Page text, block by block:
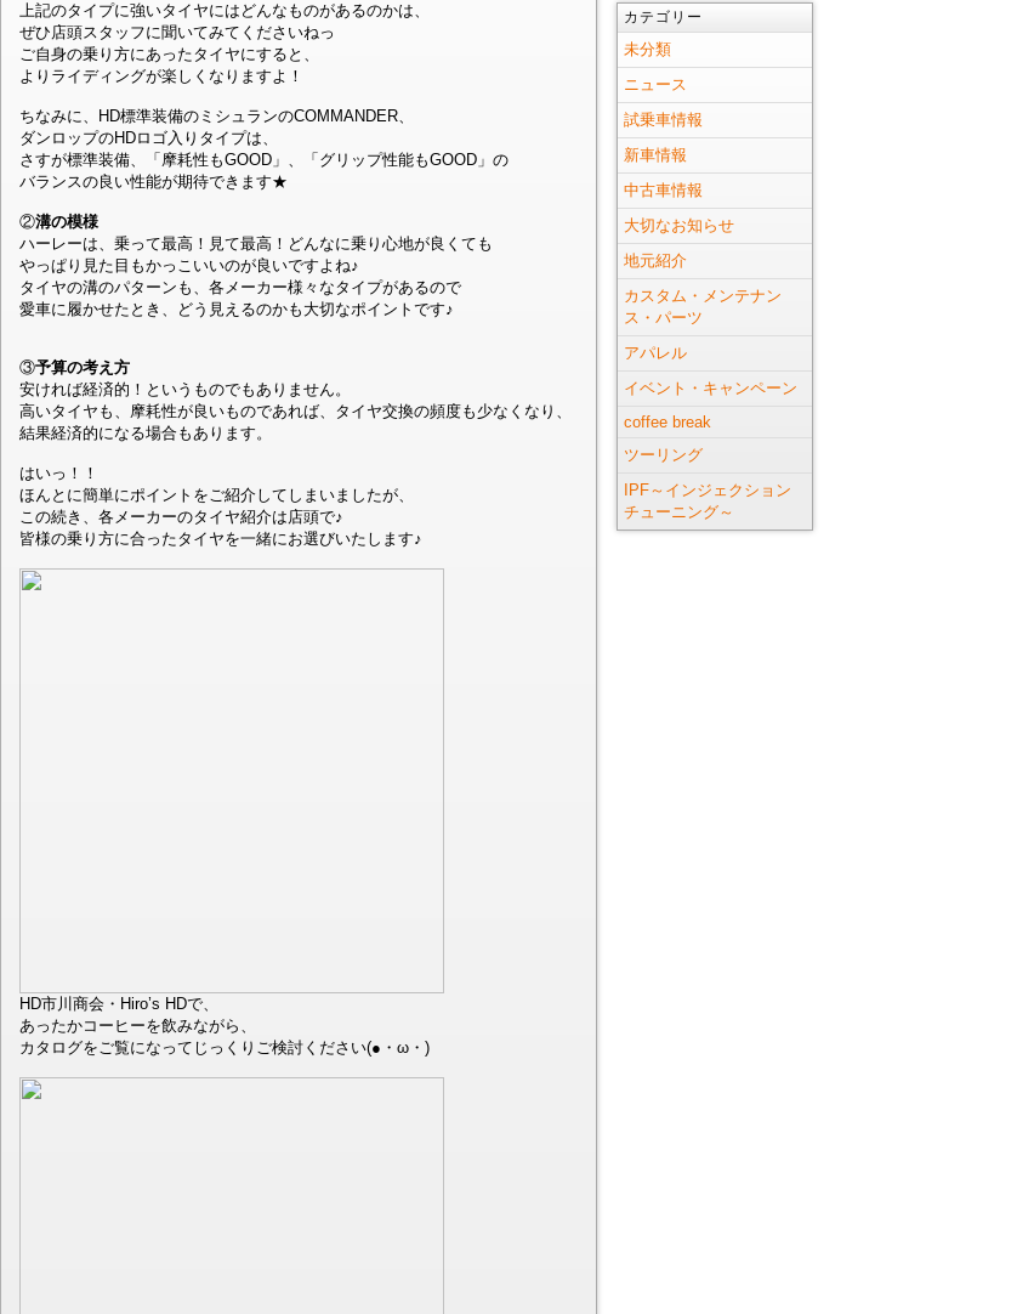
上記のタイプに強いタイヤにはどんなものがあるのかは、
ぜひ店頭スタッフに聞いてみてくださいねっ
ご自身の乗り方にあったタイヤにすると、
よりライディングが楽しくなりますよ！
ちなみに、HD標準装備のミシュランのCOMMANDER、
ダンロップのHDロゴ入りタイプは、
さすが標準装備、「摩耗性もGOOD」、「グリップ性能もGOOD」の
バランスの良い性能が期待できます★
②溝の模様
ハーレーは、乗って最高！見て最高！どんなに乗り心地が良くても
やっぱり見た目もかっこいいのが良いですよね♪
タイヤの溝のパターンも、各メーカー様々なタイプがあるので
愛車に履かせたとき、どう見えるのかも大切なポイントです♪
③予算の考え方
安ければ経済的！というものでもありません。
高いタイヤも、摩耗性が良いものであれば、タイヤ交換の頻度も少なくなり、
結果経済的になる場合もあります。
はいっ！！
ほんとに簡単にポイントをご紹介してしまいましたが、
この続き、各メーカーのタイヤ紹介は店頭で♪
皆様の乗り方に合ったタイヤを一緒にお選びいたします♪
HD市川商会・Hiro’s HDで、
あったかコーヒーを飲みながら、
カタログをご覧になってじっくりご検討ください(●・ω・)
カテゴリー
未分類
ニュース
試乗車情報
新車情報
中古車情報
大切なお知らせ
地元紹介
カスタム・メンテナン
ス・パーツ
アパレル
イベント・キャンペーン
coffee break
ツーリング
IPF～インジェクション
チューニング～